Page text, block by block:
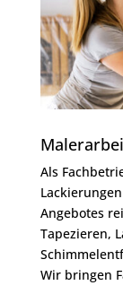
Als
Angebotes
Tapezieren,
Wir bringen